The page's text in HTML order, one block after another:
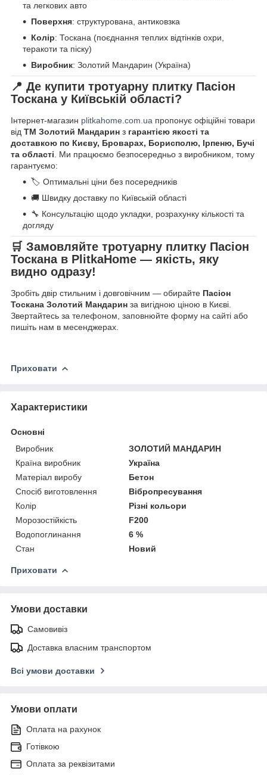
та легкових авто
Поверхня: структурована, антиковзка
Колір: Тоскана (поєднання теплих відтінків охри,
теракоти та піску)
Виробник: Золотий Мандарин (Україна)
📍 Де купити тротуарну плитку Пасіон
Тоскана у Київській області?
Інтернет-магазин plitkahome.com.ua пропонує офіційні товари
від ТМ Золотий Мандарин з гарантією якості та
доставкою по Києву, Броварах, Борисполю, Ірпеню, Бучі
та області . Ми працюємо безпосередньо з виробником, тому
гарантуємо:
🏷️ Оптимальні ціни без посередників
🚚 Швидку доставку по Київській області
🔧 Консультацію щодо укладки, розрахунку кількості та
догляду
🛒 Замовляйте тротуарну плитку Пасіон
Тосканав PlitkaHome — якість, яку
видно одразу!
Зробіть двір стильним і довговічним — обирайте Пасіон
Тоскана Золотий Мандарин за вигідною ціною в Києві.
Звертайтесь за телефоном, заповнюйте форму на сайті або
пишіть нам в месенджерах.
Приховати
Характеристики
Основні
Виробник
ЗОЛОТИЙ МАНДАРИН
Країна виробник
Україна
Матеріал виробу
Бетон
Спосіб виготовлення
Вібропресування
Колір
Різні кольори
Морозостійкість
F200
Водопоглинання
6 %
Стан
Новий
Приховати
Умови доставки
Самовивіз
Доставка власним транспортом
Всі умови доставки
Умови оплати
Оплата на рахунок
Готівкою
Оплата за реквізитами